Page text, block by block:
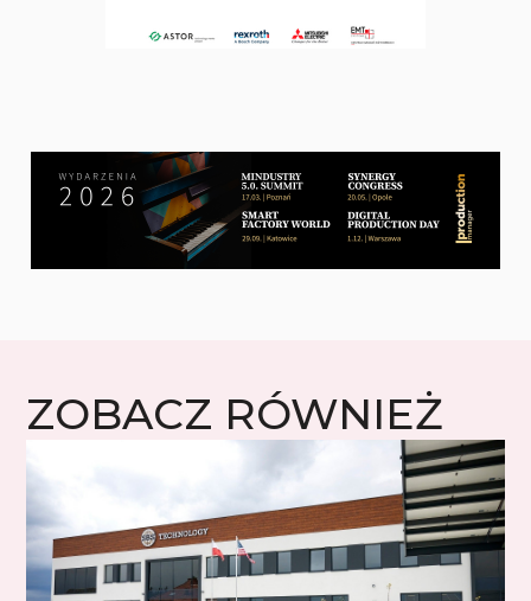
ZOBACZ RÓWNIEŻ